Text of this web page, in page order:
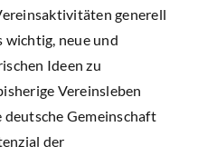
generell
wichtig, neue und
Ideen zu
Vereinsleben
deutsche Gemeinschaft
der